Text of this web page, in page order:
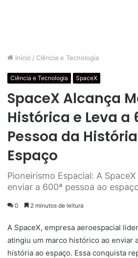
Início / Ciência e Tecnologia
Ciência e Tecnologia SpaceX
SpaceX Alcança
Histórica e Leva a
Pessoa da
Espaço
Pioneirismo Espacial: A
enviar a 600ª pessoa ao
0 2 minutos de leitura
A SpaceX, empresa aeroespacial
atingiu um marco histórico ao enviar
história ao espaço. Essa conquista